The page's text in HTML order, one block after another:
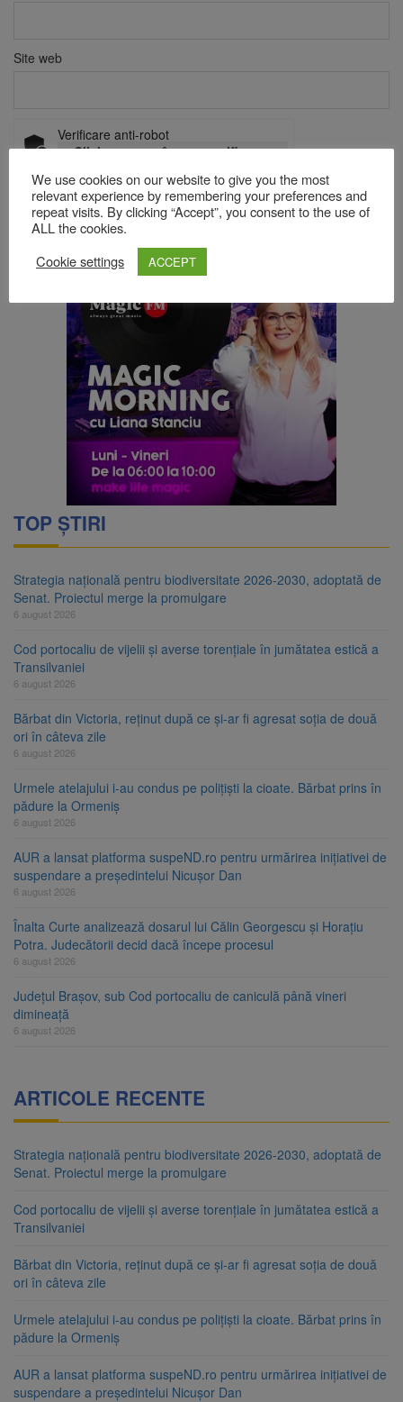
Site web
Verificare anti-robot
Click pentru a începe verificarea
Acest site folosește Akismet pentru a reduce spamul.
sunt procesate datele comentariilor tale
TOP ȘTIRI
Strategia națională pentru biodiversitate 2026-2030, adoptată de
Senat. Proiectul merge la promulgare
6 august 2026
Cod portocaliu de vijelii și averse torențiale în jumătatea estică a
Transilvaniei
6 august 2026
Bărbat din Victoria, reținut după ce și-ar fi agresat soția de două
ori în câteva zile
6 august 2026
Urmele atelajului i-au condus pe polițiști la cioate. Bărbat prins în
pădure la Ormeniș
6 august 2026
AUR a lansat platforma suspeND.ro pentru urmărirea inițiativei de
suspendare a președintelui Nicușor Dan
6 august 2026
Înalta Curte analizează dosarul lui Călin Georgescu și Horațiu
Potra. Judecătorii decid dacă începe procesul
6 august 2026
Județul Brașov, sub Cod portocaliu de caniculă până vineri
dimineață
6 august 2026
ARTICOLE RECENTE
Strategia națională pentru biodiversitate 2026-2030, adoptată de
Senat. Proiectul merge la promulgare
Cod portocaliu de vijelii și averse torențiale în jumătatea estică a
Transilvaniei
Bărbat din Victoria, reținut după ce și-ar fi agresat soția de două
ori în câteva zile
Urmele atelajului i-au condus pe polițiști la cioate. Bărbat prins în
pădure la Ormeniș
AUR a lansat platforma suspeND.ro pentru urmărirea inițiativei de
suspendare a președintelui Nicușor Dan
We use cookies on our website to give you the most
relevant experience by remembering your preferences and
repeat visits. By clicking “Accept”, you consent to the use of
ALL the cookies.
Cookie settings
ACCEPT